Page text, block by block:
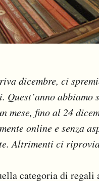
dicembre, ci
Quest’anno
mese, fino al 24
online e senza
Altrimenti ci
categoria di regali